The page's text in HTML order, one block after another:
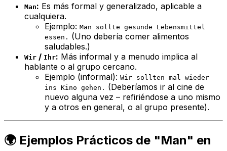
Man: Es más formal y generalizado, aplicable a
cualquiera.
Ejemplo: Man sollte gesunde Lebensmittel
essen. (Uno debería comer alimentos
saludables.)
Wir / Ihr: Más informal y a menudo implica al
hablante o al grupo cercano.
Ejemplo (informal): Wir sollten mal wieder
ins Kino gehen. (Deberíamos ir al cine de
nuevo alguna vez – refiriéndose a uno mismo
y a otros en general, o al grupo presente).
🌍 Ejemplos Prácticos de "Man" en